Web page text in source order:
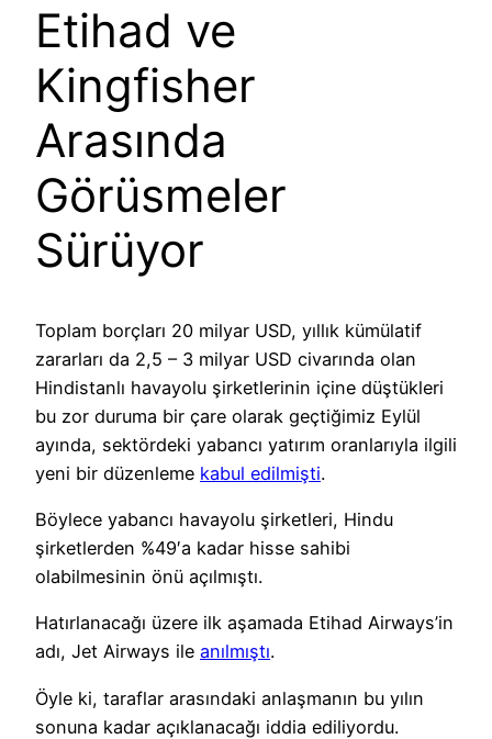
Etihad ve
Kingfisher
Arasında
Görüsmeler
Sürüyor
Toplam borçları 20 milyar USD, yıllık kümülatif
zararları da 2,5 – 3 milyar USD civarında olan
Hindistanlı havayolu şirketlerinin içine düştükleri
bu zor duruma bir çare olarak geçtiğimiz Eylül
ayında, sektördeki yabancı yatırım oranlarıyla ilgili
yeni bir düzenleme kabul edilmişti.
Böylece yabancı havayolu şirketleri, Hindu
şirketlerden %49′a kadar hisse sahibi
olabilmesinin önü açılmıştı.
Hatırlanacağı üzere ilk aşamada Etihad Airways’in
adı, Jet Airways ile anılmıştı.
Öyle ki, taraflar arasındaki anlaşmanın bu yılın
sonuna kadar açıklanacağı iddia ediliyordu.